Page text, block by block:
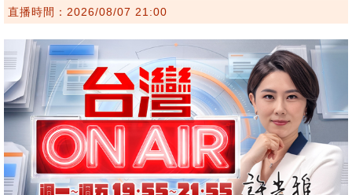
直播時間：2026/08/07 21:00